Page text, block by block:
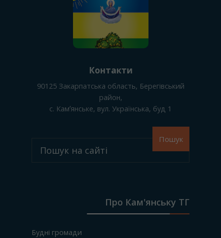
Контакти
90125 Закарпатська область, Берегівський
район,
с. Камʼянське, вул. Українська, буд 1
Пошук
Про Кам'янську ТГ
Будні громади